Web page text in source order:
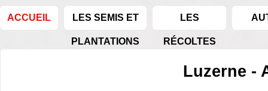
ACCUEIL LES SEMIS ET
PLANTATIONS
LES
RÉCOLTES
Luzerne -